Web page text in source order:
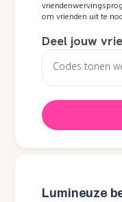
om vrienden uit te
Deel jouw
Lumineuze